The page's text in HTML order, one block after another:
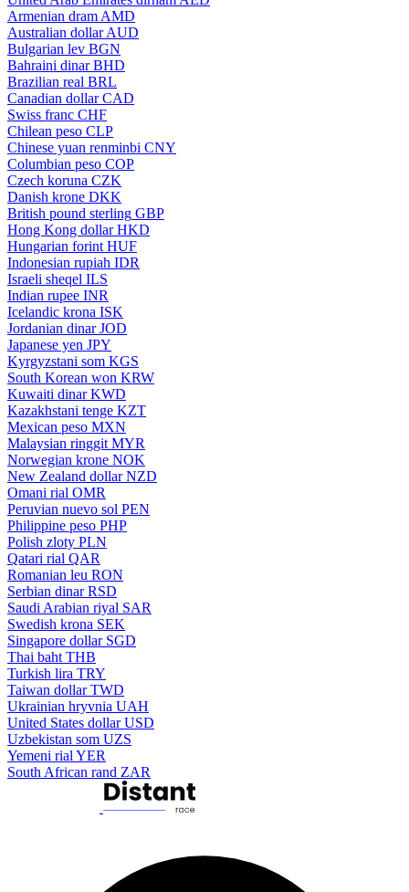
Armenian dram AMD
Australian dollar AUD
Bulgarian lev BGN
Bahraini dinar BHD
Brazilian real BRL
Canadian dollar CAD
Swiss franc CHF
Chilean peso CLP
Chinese yuan renminbi CNY
Columbian peso COP
Czech koruna CZK
Danish krone DKK
British pound sterling GBP
Hong Kong dollar HKD
Hungarian forint HUF
Indonesian rupiah IDR
Israeli sheqel ILS
Indian rupee INR
Icelandic krona ISK
Jordanian dinar JOD
Japanese yen JPY
Kyrgyzstani som KGS
South Korean won KRW
Kuwaiti dinar KWD
Kazakhstani tenge KZT
Mexican peso MXN
Malaysian ringgit MYR
Norwegian krone NOK
New Zealand dollar NZD
Omani rial OMR
Peruvian nuevo sol PEN
Philippine peso PHP
Polish zloty PLN
Qatari rial QAR
Romanian leu RON
Serbian dinar RSD
Saudi Arabian riyal SAR
Swedish krona SEK
Singapore dollar SGD
Thai baht THB
Turkish lira TRY
Taiwan dollar TWD
Ukrainian hryvnia UAH
United States dollar USD
Uzbekistan som UZS
Yemeni rial YER
South African rand ZAR